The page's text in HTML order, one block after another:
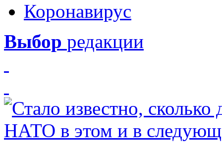
Коронавирус
Выбор редакции